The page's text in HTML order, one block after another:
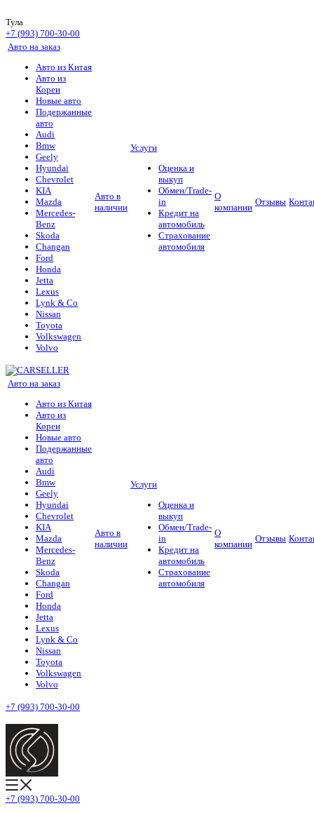
Тула
+7 (993) 700-30-00
Авто на заказ
Авто из Китая
Авто из
Кореи
Новые авто
Подержанные
авто
Audi
Bmw
Geely
Hyundai
Chevrolet
KIA
Mazda
Mercedes-
Benz
Skoda
Changan
Ford
Honda
Jetta
Lexus
Lynk & Co
Nissan
Toyota
Volkswagen
Volvo
Авто в
наличии
Услуги
Оценка и
выкуп
Обмен/Trade-
in
Кредит на
автомобиль
Страхование
автомобиля
О
компании
Отзывы
Авто на заказ
Авто из Китая
Авто из
Кореи
Новые авто
Подержанные
авто
Audi
Bmw
Geely
Hyundai
Chevrolet
KIA
Mazda
Mercedes-
Benz
Skoda
Changan
Ford
Honda
Jetta
Lexus
Lynk & Co
Nissan
Toyota
Volkswagen
Volvo
Авто в
наличии
Услуги
Оценка и
выкуп
Обмен/Trade-
in
Кредит на
автомобиль
Страхование
автомобиля
О
компании
Отзывы
+7 (993) 700-30-00
+7 (993) 700-30-00